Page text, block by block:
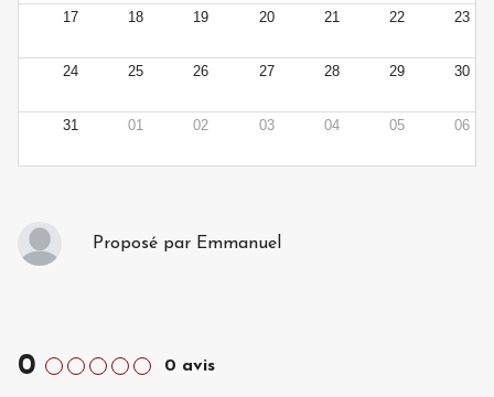
17 18 19 20 21 22 23
24 25 26 27 28 29 30
31 01 02 03 04 05 06
Proposé par Emmanuel
0 0 avis